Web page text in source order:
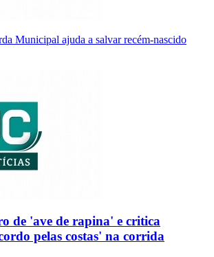
Municipal ajuda a salvar recém-nascido
de 'ave de rapina' e critica
pelas costas' na corrida